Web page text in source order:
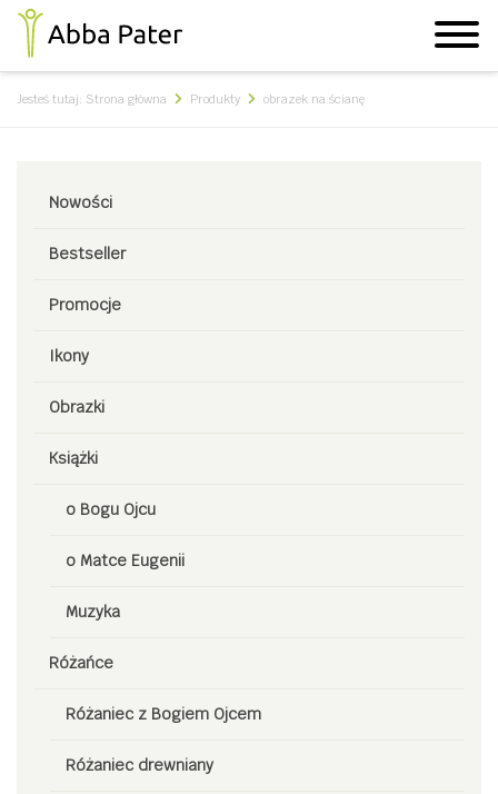
Jesteś tutaj: Strona główna Produkty obrazek na ścianę
Nowości
Bestseller
Promocje
Ikony
Obrazki
Książki
o Bogu Ojcu
o Matce Eugenii
Muzyka
Różańce
Różaniec z Bogiem Ojcem
Różaniec drewniany